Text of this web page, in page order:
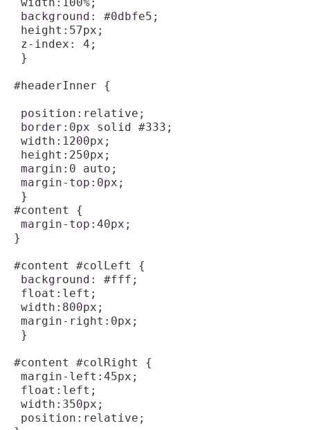
background: #0dbfe5;
height:57px;
z-index: 4;
}
#headerInner {
position:relative;
border:0px solid #333;
width:1200px;
height:250px;
margin:0 auto;
margin-top:0px;
}
#content {
margin-top:40px;
}
#content #colLeft {
background: #fff;
float:left;
width:800px;
margin-right:0px;
}
#content #colRight {
margin-left:45px;
float:left;
width:350px;
position:relative;